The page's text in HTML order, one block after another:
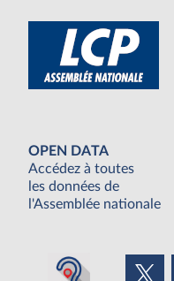
OPEN DATA
Accédez à toutes
les données de
l'Assemblée nationale